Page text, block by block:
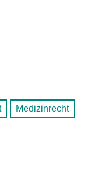
Medizinrecht